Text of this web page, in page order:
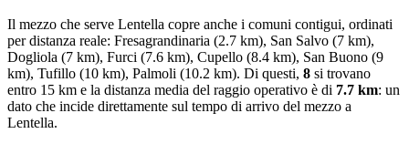
Il mezzo che serve Lentella copre anche i comuni contigui, ordinati
per distanza reale: Fresagrandinaria (2.7 km), San Salvo (7 km),
Dogliola (7 km), Furci (7.6 km), Cupello (8.4 km), San Buono (9
km), Tufillo (10 km), Palmoli (10.2 km). Di questi, 8 si trovano
entro 15 km e la distanza media del raggio operativo è di 7.7 km: un
dato che incide direttamente sul tempo di arrivo del mezzo a
Lentella.